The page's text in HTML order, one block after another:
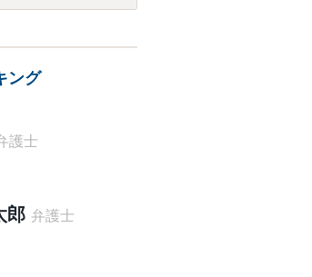
ング
護士
郎 弁護士